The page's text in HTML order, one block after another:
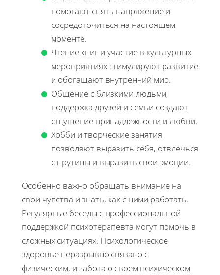
помогают снять напряжение и
сосредоточиться на настоящем
моменте.
Чтение книг и участие в культурных
мероприятиях стимулируют развитие
и обогащают внутренний мир.
Общение с близкими людьми,
поддержка друзей и семьи создают
ощущение принадлежности и любви.
Хобби и творческие занятия
позволяют выразить себя, отвлечься
от рутины и выразить свои эмоции.
Особенно важно обращать внимание на
свои чувства и знать, как с ними работать.
Регулярные беседы с профессиональной
поддержкой психотерапевта могут помочь в
сложных ситуациях. Психологическое
здоровье неразрывно связано с
физическим, и забота о своем психическом